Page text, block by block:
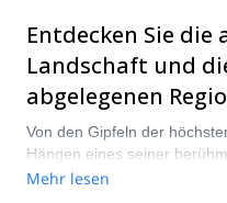
Entdecken Sie
Landschaft und
abgelegenen
Von den Gipfeln der
Hängen eines seiner
Schweden viel zu erkunden.
Mehr lesen